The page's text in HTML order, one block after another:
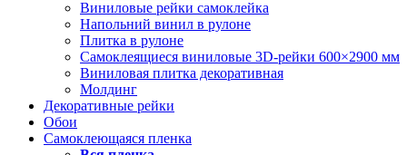
Виниловые рейки самоклейка
Напольний винил в рулоне
Плитка в рулоне
Самоклеящиеся виниловые 3D‑рейки 600×2900 мм
Виниловая плитка декоративная
Молдинг
Декоративные рейки
Обои
Самоклеющаяся пленка